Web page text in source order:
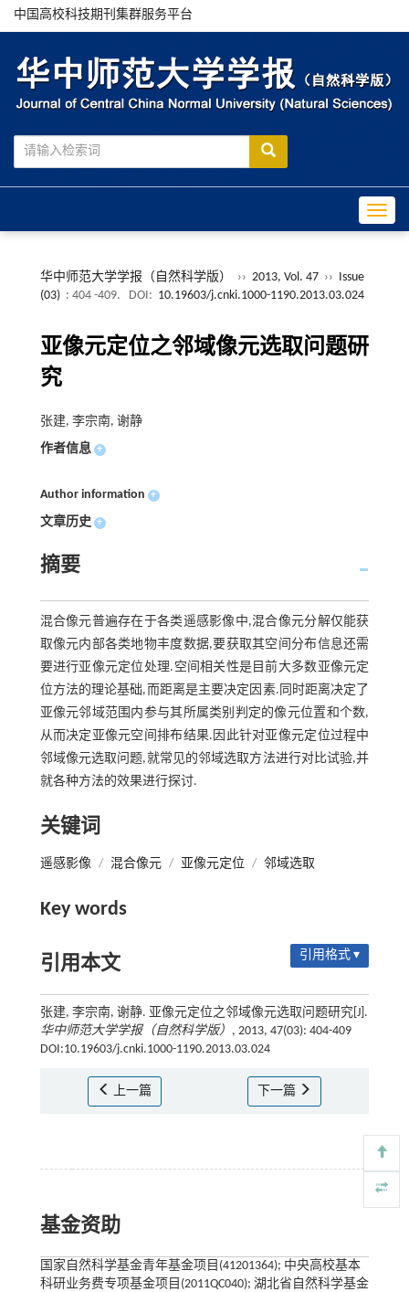
中国高校科技期刊集群服务平台
华中师范大学学报（自然科学版） ›› 2013, Vol. 47 ››
Issue
(03) : 404 -409. DOI: 10.19603/j.cnki.1000-1190.2013.03.024
亚像元定位之邻域像元选取问题研
究
张建, 李宗南, 谢静
作者信息 +
Author information +
文章历史 +
摘要
混合像元普遍存在于各类遥感影像中,混合像元分解仅能获
取像元内部各类地物丰度数据,要获取其空间分布信息还需
要进行亚像元定位处理.空间相关性是目前大多数亚像元定
位方法的理论基础,而距离是主要决定因素.同时距离决定了
亚像元邻域范围内参与其所属类别判定的像元位置和个数,
从而决定亚像元空间排布结果.因此针对亚像元定位过程中
邻域像元选取问题,就常见的邻域选取方法进行对比试验,并
就各种方法的效果进行探讨.
关键词
遥感影像 / 混合像元 / 亚像元定位 / 邻域选取
Key words
引用本文 引用格式 ▾
张建, 李宗南, 谢静. 亚像元定位之邻域像元选取问题研究[J].
华中师范大学学报（自然科学版） , 2013, 47(03): 404-409
DOI:10.19603/j.cnki.1000-1190.2013.03.024
上一篇 下一篇
基金资助
国家自然科学基金青年基金项目(41201364); 中央高校基本
科研业务费专项基金项目(2011QC040); 湖北省自然科学基金